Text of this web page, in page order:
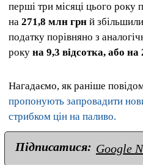
перші три місяці цього року
на 271,8 млн грн й
податку порівняно з
року на 9,3 відсотка, або
Нагадаємо, як раніше
пропонують запровадити
стрибком цін на паливо.
Підписатися: Google